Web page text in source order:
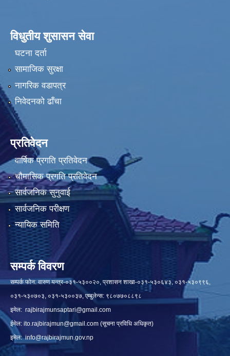
विधुतीय शुसासन सेवा
घटना दर्ता
सामाजिक सुरक्षा
नागरिक वडापत्र
निवेदनको ढाँचा
प्रतिवेदन
वार्षिक प्रगति प्रतिवेदन
चौमासिक प्रगति प्रतिवेदन
सार्वजनिक सुनुवाई
सार्वजनिक परीक्षण
न्यायिक समिति
सम्पर्क विवरण
सम्पर्क फोन: वारुण यन्त्र-०३१-५३००२०, प्रशासन शाखा-०३१-५३०६४३, ०३१-५३०९९६,
०३१-५३०७०३, ०३१-५३००३७, एम्बुलेन्स: ९८०७७०८८९८
इमेल: rajbirajmunsaptari@gmail.com
ईमेल: ito.rajbirajmun@gmail.com (सूचना प्रविधि अधिकृत)
इमेल:info@rajbirajmun.gov.np